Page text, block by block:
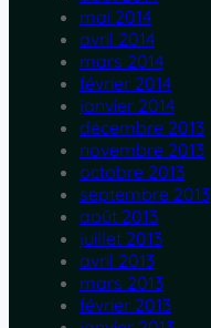
mai 2014
avril 2014
mars 2014
février 2014
janvier 2014
décembre 2013
novembre 2013
octobre 2013
septembre 2013
août 2013
juillet 2013
avril 2013
mars 2013
février 2013